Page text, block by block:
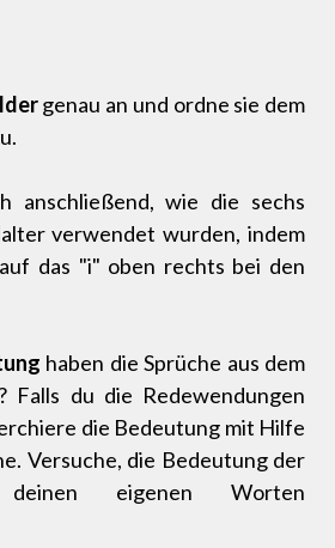
genau an und ordne sie dem
anschließend, wie die sechs
verwendet wurden, indem
das "i" oben rechts bei den
haben die Sprüche aus dem
Falls du die Redewendungen
die Bedeutung mit Hilfe
Versuche, die Bedeutung der
eigenen Worten